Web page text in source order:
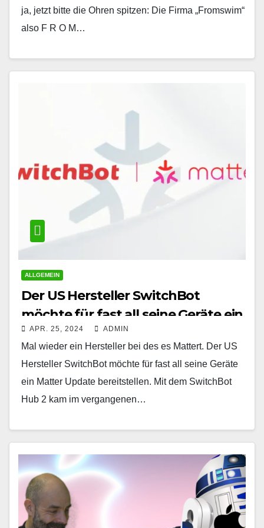
ja, jetzt bitte die Ohren spitzen: Die Firma „Fromswim“
also F R O M…
ALLGEMEIN
Der US Hersteller SwitchBot
möchte für fast all seine Geräte ein
Matter Update bereitstellen
APR. 25, 2024 ADMIN
Mal wieder ein Hersteller bei des es Mattert. Der US
Hersteller SwitchBot möchte für fast all seine Geräte
ein Matter Update bereitstellen. Mit dem SwitchBot
Hub 2 kam im vergangenen…